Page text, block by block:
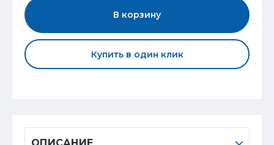
В корзину
Купить в один клик